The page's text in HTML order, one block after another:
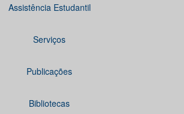
Assistência Estudantil
Serviços
Publicações
Bibliotecas